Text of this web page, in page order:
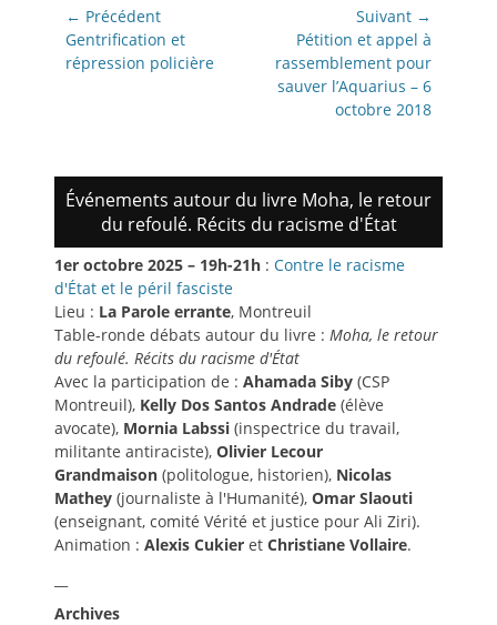
Navigation
de
l’article
← Précédent
Article
précédent:
Gentrification et
répression policière
Suivant →
suivant:
Pétition et appel à
rassemblement pour
sauver l’Aquarius – 6
octobre 2018
Événements autour du livre Moha, le retour
du refoulé. Récits du racisme d'État
1er octobre 2025 – 19h-21h : Contre le racisme
d'État et le péril fasciste
Lieu : La Parole errante, Montreuil
Table-ronde débats autour du livre : Moha, le retour
du refoulé. Récits du racisme d'État
Avec la participation de : Ahamada Siby (CSP
Montreuil), Kelly Dos Santos Andrade (élève
avocate), Mornia Labssi (inspectrice du travail,
militante antiraciste), Olivier Lecour
Grandmaison (politologue, historien), Nicolas
Mathey (journaliste à l'Humanité), Omar Slaouti
(enseignant, comité Vérité et justice pour Ali Ziri).
Animation : Alexis Cukier et Christiane Vollaire.
Archives